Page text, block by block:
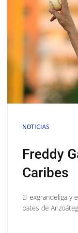
NOTICIAS
Freddy
Caribes
El exgrandeliga y
bates de